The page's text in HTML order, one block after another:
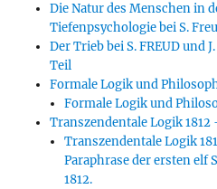
Die Natur des Menschen in
Tiefenpsychologie bei S.
Der Trieb bei S. FREUD und
Teil
Formale Logik und
Formale Logik und
Transzendentale Logik 1812
Transzendentale Logik
Paraphrase der ersten elf
1812.